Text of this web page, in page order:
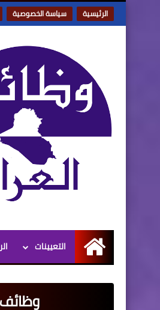
الرئيسية سياسة الخصوصية
الرئيسية
التعيينات
وظائف